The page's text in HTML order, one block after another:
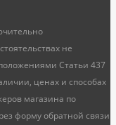
не
Статьи 437
ценах и способах
магазина по
форму обратной связи